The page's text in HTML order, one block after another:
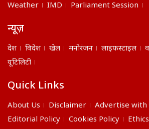
Weather IMD Parliament Session
न्यूज़
देश विदेश खेल मनोरंजन लाइफस्टाइल
यूटिलिटी
Quick Links
About Us Disclaimer Advertise with
Editorial Policy
Cookies Policy